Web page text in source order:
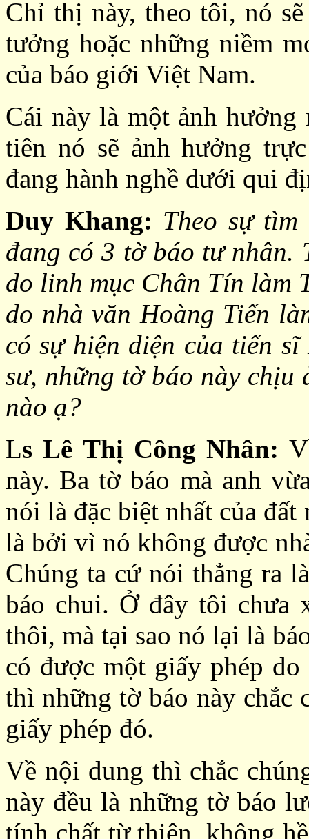
Chỉ thị này, theo tôi, nó
tưởng hoặc những niềm
của báo giới Việt Nam.
Cái này là một ảnh
tiên nó sẽ ảnh hưởng
đang hành nghề dưới qui
Duy Khang: Theo sự
đang có 3 tờ báo tư
do linh mục Chân Tín làm
do nhà văn Hoàng Tiến
có sự hiện diện của tiến
sư, những tờ báo này chịu
nào ạ?
Ls Lê Thị Công Nhân:
này. Ba tờ báo mà anh
nói là đặc biệt nhất của
là bởi vì nó không được
Chúng ta cứ nói thẳng ra
báo chui. Ở đây tôi chưa
thôi, mà tại sao nó lại là
có được một giấy phép
thì những tờ báo này chắc
giấy phép đó.
Về nội dung thì chắc
này đều là những tờ báo
tính chất từ thiện, không